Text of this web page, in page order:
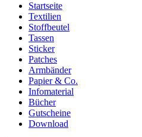
Startseite
Textilien
Stoffbeutel
Tassen
Sticker
Patches
Armbänder
Papier & Co.
Infomaterial
Bücher
Gutscheine
Download